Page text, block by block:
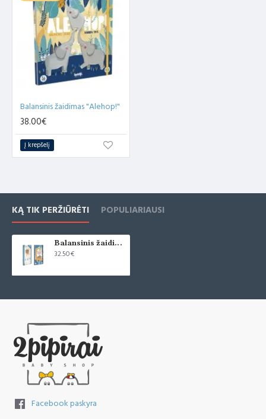
atliko nepriklausomos bandymų laboratorijos, patvirtintos Europos
Sąjungos valdžios institucijų.
Balansinis žaidimas "Alehop!"
38.00€
Į krepšelį
KĄ TIK PERŽIŪRĖTI POPULIARIAUSI
Balansinis žaidimas "Matilda"
32.50€
Facebook paskyra